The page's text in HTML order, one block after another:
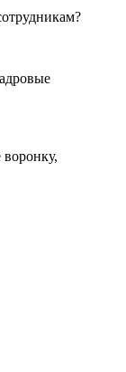
воронку,